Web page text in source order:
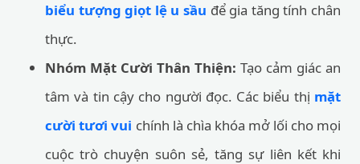
biểu tượng giọt lệ u sầu để gia tăng tính chân
thực.
Nhóm Mặt Cười Thân Thiện: Tạo cảm giác an
tâm và tin cậy cho người đọc. Các biểu thị mặt
cười tươi vui chính là chìa khóa mở lối cho mọi
cuộc trò chuyện suôn sẻ, tăng sự liên kết khi